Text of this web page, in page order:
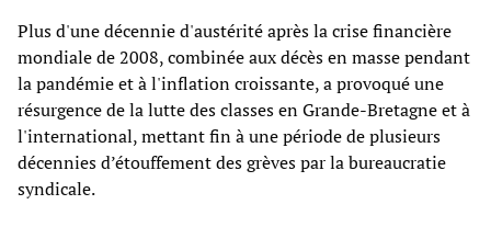
Plus d'une décennie d'austérité après la crise financière
mondiale de 2008, combinée aux décès en masse pendant
la pandémie et à l'inflation croissante, a provoqué une
résurgence de la lutte des classes en Grande-Bretagne et à
l'international, mettant fin à une période de plusieurs
décennies d’étouffement des grèves par la bureaucratie
syndicale.